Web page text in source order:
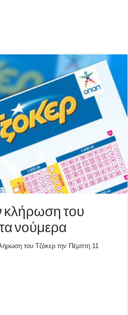
κλήρωση του
νούμερα
του Τζόκερ την Πέμπτη 11